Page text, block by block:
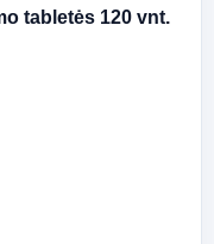
tabletės 120 vnt.